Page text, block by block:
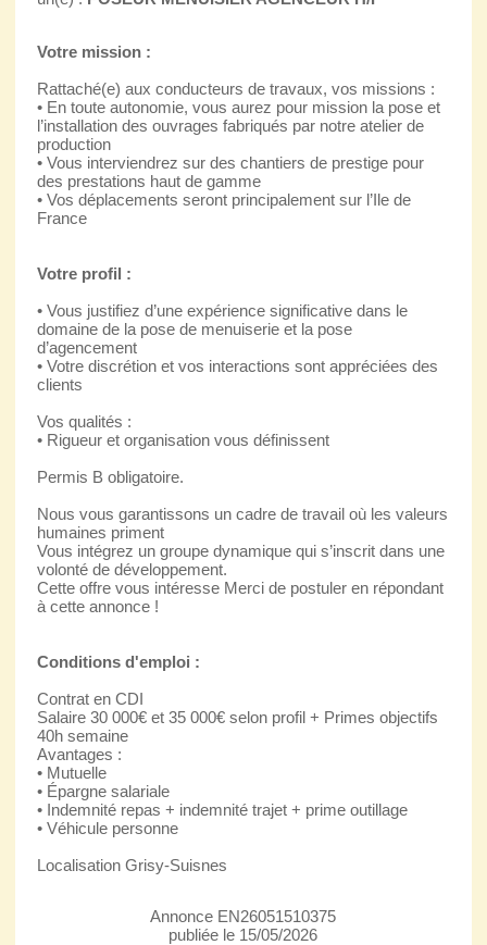
Votre mission :
Rattaché(e) aux conducteurs de travaux, vos missions :
• En toute autonomie, vous aurez pour mission la pose et
l’installation des ouvrages fabriqués par notre atelier de
production
• Vous interviendrez sur des chantiers de prestige pour
des prestations haut de gamme
• Vos déplacements seront principalement sur l’Ile de
France
Votre profil :
• Vous justifiez d’une expérience significative dans le
domaine de la pose de menuiserie et la pose
d’agencement
• Votre discrétion et vos interactions sont appréciées des
clients
Vos qualités :
• Rigueur et organisation vous définissent
Permis B obligatoire.
Nous vous garantissons un cadre de travail où les valeurs
humaines priment
Vous intégrez un groupe dynamique qui s’inscrit dans une
volonté de développement.
Cette offre vous intéresse Merci de postuler en répondant
à cette annonce !
Conditions d'emploi :
Contrat en CDI
Salaire 30 000€ et 35 000€ selon profil + Primes objectifs
40h semaine
Avantages :
• Mutuelle
• Épargne salariale
• Indemnité repas + indemnité trajet + prime outillage
• Véhicule personne
Localisation Grisy-Suisnes
Annonce EN26051510375
publiée le 15/05/2026